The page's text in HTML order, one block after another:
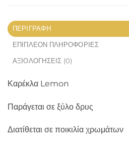
ΠΕΡΙΓΡΑΦΉ
ΕΠΙΠΛΈΟΝ ΠΛΗΡΟΦΟΡΊΕΣ
ΑΞΙΟΛΟΓΉΣΕΙΣ (0)
Καρέκλα Lemon
Παράγεται σε ξύλο δρυς
Διατίθεται σε ποικιλία χρωμάτων